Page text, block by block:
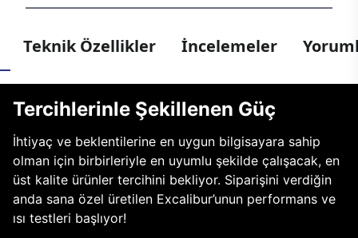
Teknik Özellikler İncelemeler
Tercihlerinle Şekillenen Güç
İhtiyaç ve beklentilerine en uygun bilgisayara sahip
olman için birbirleriyle en uyumlu şekilde çalışacak, en
üst kalite ürünler tercihini bekliyor. Siparişini verdiğin
anda sana özel üretilen Excalibur’unun performans ve
ısı testleri başlıyor!